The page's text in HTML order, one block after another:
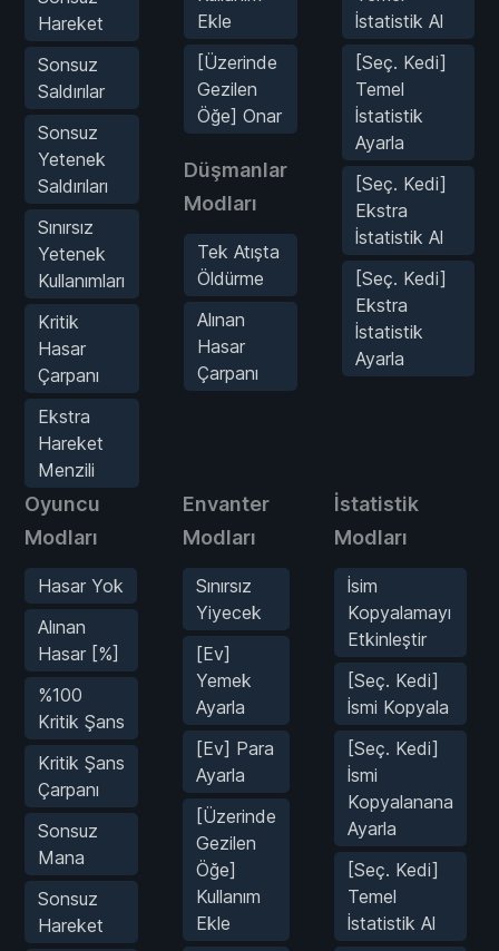
Hareket
Sonsuz
Saldırılar
Sonsuz
Yetenek
Saldırıları
Sınırsız
Yetenek
Kullanımları
Kritik
Hasar
Çarpanı
Ekstra
Hareket
Menzili
Ekle
[Üzerinde
Gezilen
Öğe] Onar
Düşmanlar
Modları
Tek Atışta
Öldürme
Alınan
Hasar
Çarpanı
İstatistik Al
[Seç. Kedi]
Temel
İstatistik
Ayarla
[Seç. Kedi]
Ekstra
İstatistik Al
[Seç. Kedi]
Ekstra
İstatistik
Ayarla
Oyuncu
Modları
Hasar Yok
Alınan
Hasar [%]
%100
Kritik Şans
Kritik Şans
Çarpanı
Sonsuz
Mana
Sonsuz
Hareket
Envanter
Modları
Sınırsız
Yiyecek
[Ev]
Yemek
Ayarla
[Ev] Para
Ayarla
[Üzerinde
Gezilen
Öğe]
Kullanım
Ekle
İstatistik
Modları
İsim
Kopyalamayı
Etkinleştir
[Seç. Kedi]
İsmi Kopyala
[Seç. Kedi]
İsmi
Kopyalanana
Ayarla
[Seç. Kedi]
Temel
İstatistik Al